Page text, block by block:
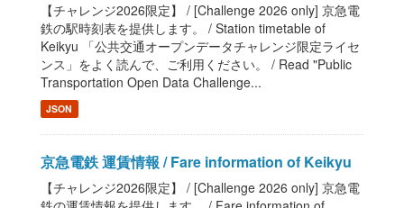
【チャレンジ2026限定】 / [Challenge 2026 only] 京急電
鉄の駅時刻表を提供します。 / Station timetable of
Keikyu 「公共交通オープンデータチャレンジ限定ライセ
ンス」をよく読んで、ご利用ください。 / Read "Public
Transportation Open Data Challenge...
JSON
京急電鉄 運賃情報 / Fare information of Keikyu
【チャレンジ2026限定】 / [Challenge 2026 only] 京急電